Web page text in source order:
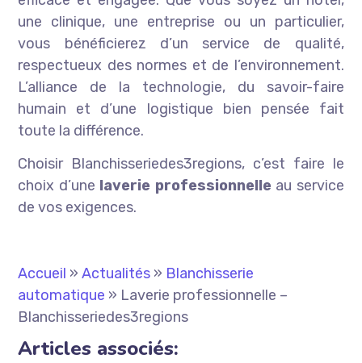
une clinique, une entreprise ou un particulier,
vous bénéficierez d’un service de qualité,
respectueux des normes et de l’environnement.
L’alliance de la technologie, du savoir-faire
humain et d’une logistique bien pensée fait
toute la différence.
Choisir Blanchisseriedes3regions, c’est faire le
choix d’une laverie professionnelle au service
de vos exigences.
Accueil »Actualités » Blanchisserie
automatique » Laverie professionnelle –
Blanchisseriedes3regions
Articles associés: